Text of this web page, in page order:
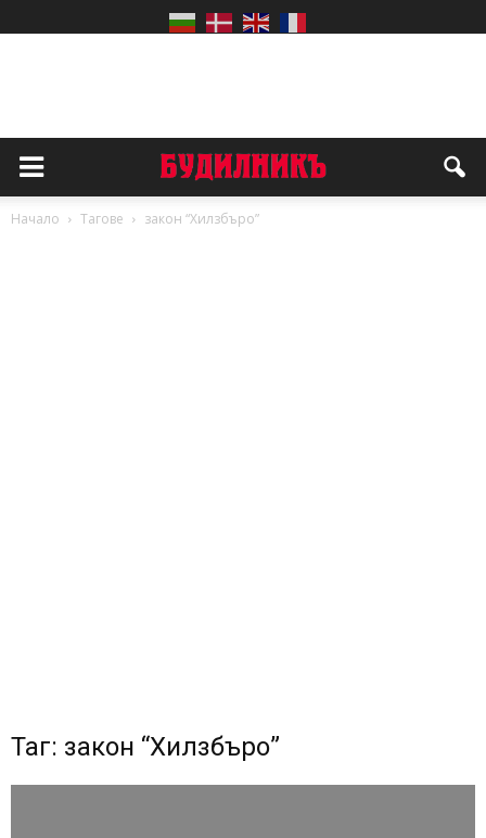
Начало Тагове закон “Хилзбъро”
Таг: закон “Хилзбъро”